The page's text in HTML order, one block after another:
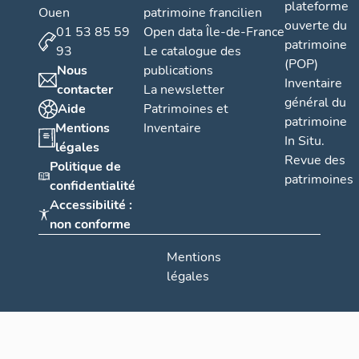
Ouen
01 53 85 59
93
Nous
contacter
Aide
Mentions
légales
Politique de
confidentialité
Accessibilité :
non conforme
patrimoine francilien
Open data Île-de-France
Le catalogue des
publications
La newsletter
Patrimoines et
Inventaire
plateforme
ouverte du
patrimoine
(POP)
Inventaire
général du
patrimoine
In Situ.
Revue des
patrimoines
Mentions
légales